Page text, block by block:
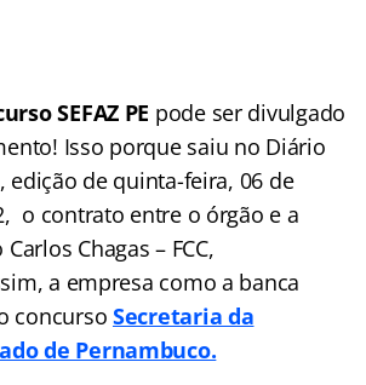
SEFAZ PE pode ser divulgado
Isso porque saiu no Diário
edição de quinta-feira, 06 de
o contrato entre o órgão e a
Chagas – FCC,
a empresa como a banca
concurso Secretaria da
de Pernambuco.